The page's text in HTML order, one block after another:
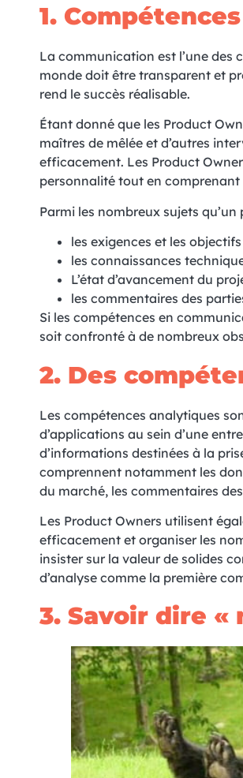
1.
La communication est l’une des
monde doit être transparent et
rend le succès réalisable.
Étant donné que les Product
maîtres de mêlée et d’autres
efficacement. Les Product
personnalité tout en
Parmi les nombreux sujets
les exigences et les
les connaissances
L’état d’avancement du
les commentaires des
Si les compétences en
soit confronté à de nombreux
2. Des
Les compétences analytiques
d’applications au sein d’une
d’informations destinées à la
comprennent notamment les
du marché, les commentaires
Les Product Owners utilisent
efficacement et organiser les
insister sur la valeur de solides
d’analyse comme la première
3. Savoir dire «